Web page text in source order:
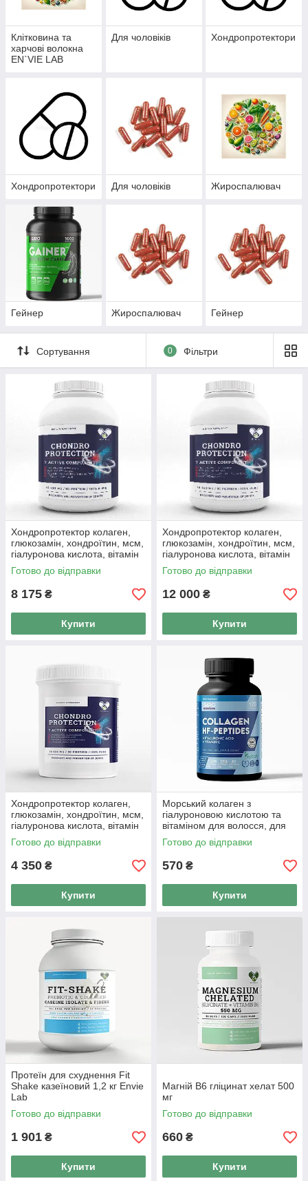
Клітковина та
харчові волокна
EN`VIE LAB
Для чоловіків Хондропротектори
Хондропротектори Для чоловіків Жироспалювач
Гейнер Жироспалювач Гейнер
Сортування 0 Фільтри
Хондропротектор колаген,
глюкозамін, хондроїтин, мсм,
гіалуронова кислота, вітамін
С для суглобів
Готово до відправки
8 175 ₴
Купити
Хондропротектор колаген,
глюкозамін, хондроїтин, мсм,
гіалуронова кислота, вітамін
С для суглобів
Готово до відправки
12 000 ₴
Купити
Хондропротектор колаген,
глюкозамін, хондроїтин, мсм,
гіалуронова кислота, вітамін
С для суглобів
Готово до відправки
4 350 ₴
Купити
Морський колаген з
гіалуроновою кислотою та
вітаміном для волосся, для
суглобів З 99% засвоєння
Французький
Готово до відправки
570 ₴
Купити
Протеїн для схуднення Fit
Shake казеїновий 1,2 кг Envie
Lab
Готово до відправки
1 901 ₴
Купити
Магній В6 гліцинат хелат 500
мг
Готово до відправки
660 ₴
Купити